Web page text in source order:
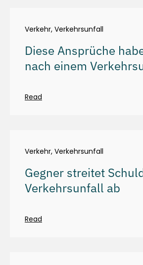
Verkehr, Verkehrsunfall
Diese Ansprüche
nach einem
Read
Verkehr, Verkehrsunfall
Gegner streitet
Verkehrsunfall ab
Read